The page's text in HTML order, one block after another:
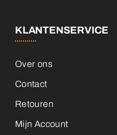
KLANTENSERVICE
Over ons
Contact
Retouren
Mijn Account